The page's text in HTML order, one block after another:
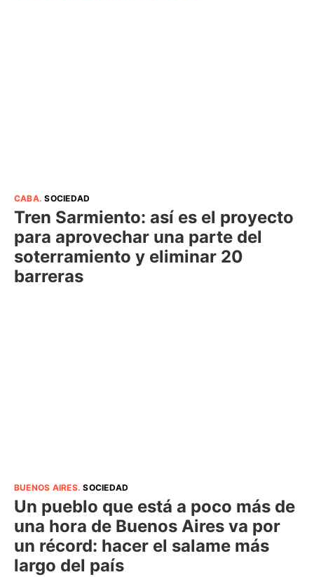
CABA.SOCIEDAD
Tren Sarmiento: así es el proyecto
para aprovechar una parte del
soterramiento y eliminar 20
barreras
BUENOS AIRES.SOCIEDAD
Un pueblo que está a poco más de
una hora de Buenos Aires va por
un récord: hacer el salame más
largo del país